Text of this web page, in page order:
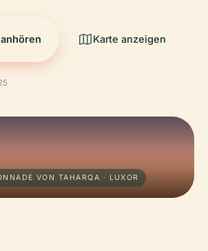
Karte anzeigen
VON TAHARQA · LUXOR